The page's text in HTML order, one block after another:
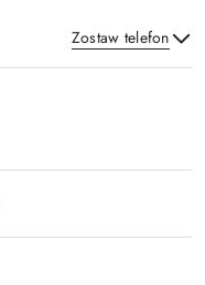
Zostaw telefon